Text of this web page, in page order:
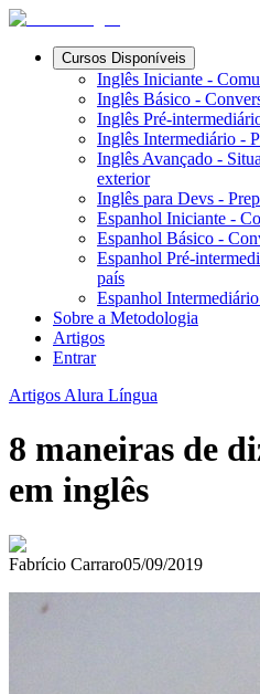
Cursos Disponíveis
Inglês Iniciante -
Inglês Básico -
Inglês Pré-
Inglês Intermediário -
Inglês Avançado -
exterior
Inglês para Devs -
Espanhol Iniciante -
Espanhol Básico -
Espanhol Pré-
país
Espanhol
Sobre a Metodologia
Artigos
Entrar
Artigos Alura Língua
8 maneiras de
em inglês
Fabrício Carraro05/09/2019